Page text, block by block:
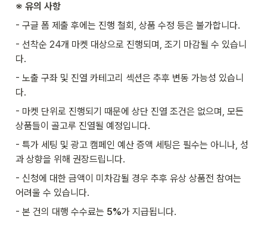
※ 유의 사항
- 구글 폼 제출 후에는 진행 철회, 상품 수정 등은 불가합니다.
- 선착순 24개 마켓 대상으로 진행되며, 조기 마감될 수 있습니
다.
- 노출 구좌 및 진열 카테고리 섹션은 추후 변동 가능성 있습니
다.
- 마켓 단위로 진행되기 때문에 상단 진열 조건은 없으며, 모든
상품들이 골고루 진열될 예정입니다.
- 특가 세팅 및 광고 캠페인 예산 증액 세팅은 필수는 아니나, 성
과 상향을 위해 권장드립니다.
- 신청에 대한 금액이 미차감될 경우 추후 유상 상품전 참여는
어려울 수 있습니다.
- 본 건의 대행 수수료는 5%가 지급됩니다.